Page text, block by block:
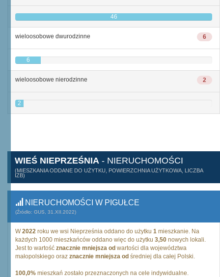
46
6
wieloosobowe dwurodzinne
6
2
wieloosobowe nierodzinne
2
WIEŚ NIEPRZEŚNIA - NIERUCHOMOŚCI
(MIESZKANIA ODDANE DO UŻYTKU, POWIERZCHNIA UŻYTKOWA, LICZBA
IZB)
NIERUCHOMOŚCI W PIGUŁCE
(Źródło: GUS, 31.XII.2022)
W2022 roku we wsi Nieprześnia oddano do użytku 1 mieszkanie. Na
każdych 1000 mieszkańców oddano więc do użytku 3,50 nowych lokali.
Jest to wartość znacznie mniejsza od wartości dla województwa
małopolskiego oraz znacznie mniejsza od średniej dla całej Polski.
100,0% mieszkań zostało przeznaczonych na cele indywidualne.